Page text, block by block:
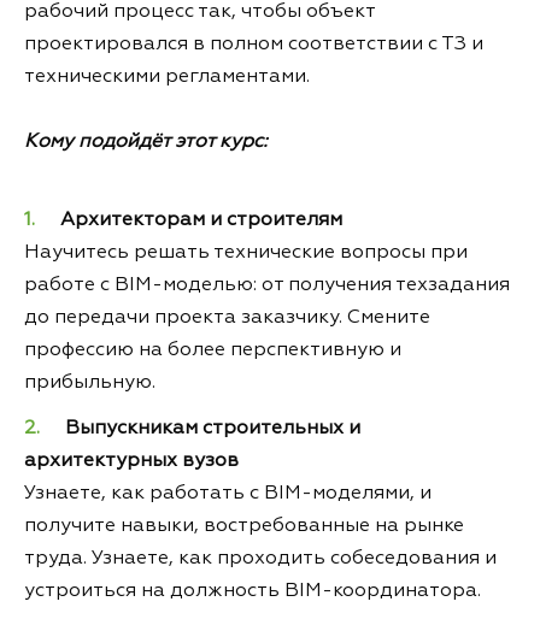
рабочий процесс так, чтобы объект
проектировался в полном соответствии с ТЗ и
техническими регламентами.
Кому подойдёт этот курс:
Архитекторам и строителям
Научитесь решать технические вопросы при
работе с BIM-моделью: от получения техзадания
до передачи проекта заказчику. Смените
профессию на более перспективную и
прибыльную.
Выпускникам строительных и
архитектурных вузов
Узнаете, как работать с BIM-моделями, и
получите навыки, востребованные на рынке
труда. Узнаете, как проходить собеседования и
устроиться на должность BIM-координатора.